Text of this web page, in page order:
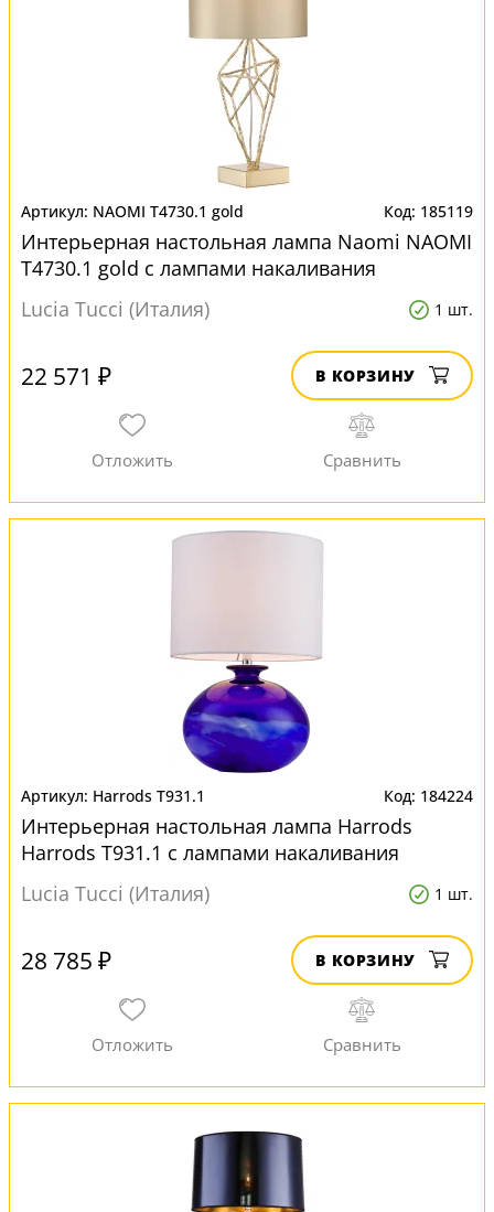
NAOMI T4730.1 gold 185119
Интерьерная настольная лампа Naomi NAOMI
T4730.1 gold с лампами накаливания
Lucia Tucci (Италия)
1 шт.
22 571 ₽ В КОРЗИНУ
Harrods T931.1 184224
Интерьерная настольная лампа Harrods
Harrods T931.1 с лампами накаливания
Lucia Tucci (Италия)
1 шт.
28 785 ₽ В КОРЗИНУ